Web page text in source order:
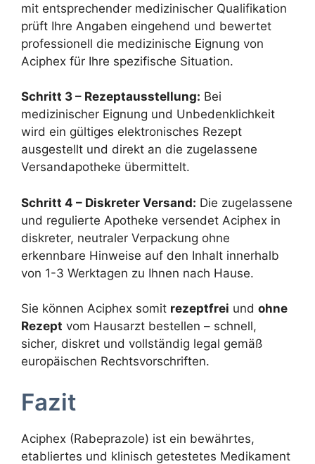
mit entsprechender medizinischer Qualifikation
prüft Ihre Angaben eingehend und bewertet
professionell die medizinische Eignung von
Aciphex für Ihre spezifische Situation.
Schritt 3 – Rezeptausstellung: Bei
medizinischer Eignung und Unbedenklichkeit
wird ein gültiges elektronisches Rezept
ausgestellt und direkt an die zugelassene
Versandapotheke übermittelt.
Schritt 4 – Diskreter Versand: Die zugelassene
und regulierte Apotheke versendet Aciphex in
diskreter, neutraler Verpackung ohne
erkennbare Hinweise auf den Inhalt innerhalb
von 1-3 Werktagen zu Ihnen nach Hause.
Sie können Aciphex somit rezeptfrei und ohne
Rezept vom Hausarzt bestellen – schnell,
sicher, diskret und vollständig legal gemäß
europäischen Rechtsvorschriften.
Fazit
Aciphex (Rabeprazole) ist ein bewährtes,
etabliertes und klinisch getestetes Medikament